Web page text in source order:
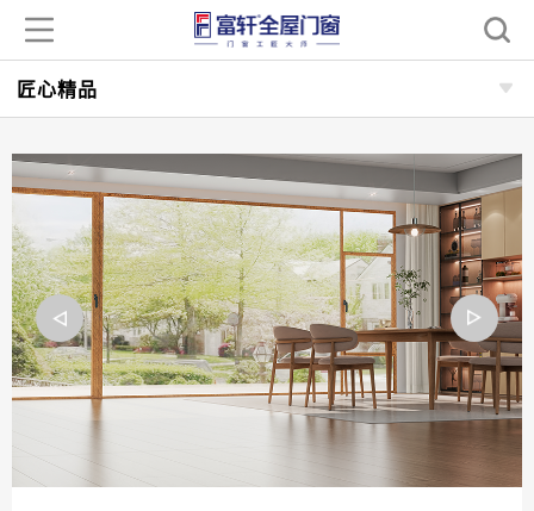
匠心精品